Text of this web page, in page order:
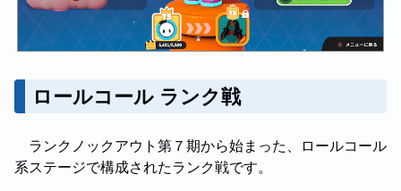
ロールコール ランク戦
ランクノックアウト第７期から始まった、ロールコール
系ステージで構成されたランク戦です。